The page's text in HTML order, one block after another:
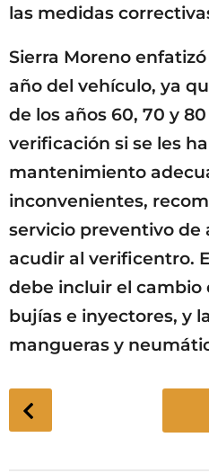
las medidas
Sierra Moreno
año del vehículo, ya
de los años 60, 70 y
verificación si se les
mantenimiento
inconvenientes,
servicio preventivo de
acudir al verificentro.
debe incluir el cambio
bujías e inyectores, y
mangueras y
P
o